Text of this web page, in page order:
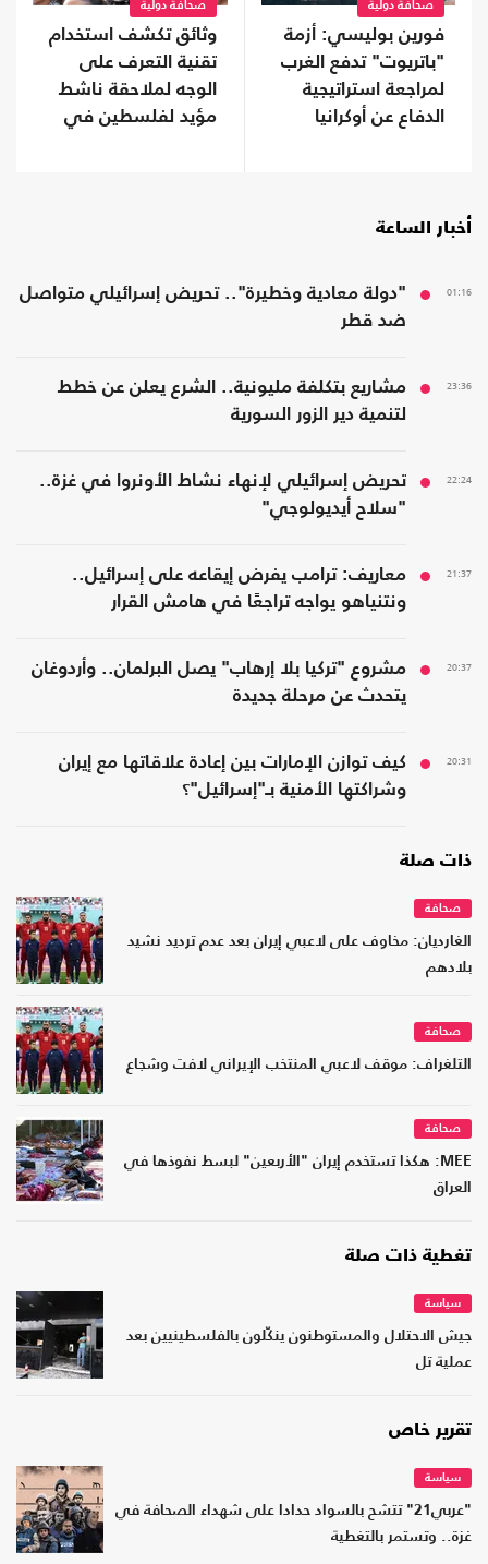
صحافة دولية
فورين بوليسي: أزمة
"باتريوت" تدفع الغرب
لمراجعة استراتيجية
الدفاع عن أوكرانيا
صحافة دولية
وثائق تكشف استخدام
تقنية التعرف على
الوجه لملاحقة ناشط
مؤيد لفلسطين في
أخبار الساعة
01:16
"دولة معادية وخطيرة".. تحريض إسرائيلي متواصل
ضد قطر
23:36
مشاريع بتكلفة مليونية.. الشرع يعلن عن خطط
لتنمية دير الزور السورية
22:24
تحريض إسرائيلي لإنهاء نشاط الأونروا في غزة..
"سلاح أيديولوجي"
21:37
معاريف: ترامب يفرض إيقاعه على إسرائيل..
ونتنياهو يواجه تراجعًا في هامش القرار
20:37
مشروع "تركيا بلا إرهاب" يصل البرلمان.. وأردوغان
يتحدث عن مرحلة جديدة
20:31
كيف توازن الإمارات بين إعادة علاقاتها مع إيران
وشراكتها الأمنية بـ"إسرائيل"؟
ذات صلة
صحافة
الغارديان: مخاوف على لاعبي إيران بعد عدم ترديد نشيد
بلادهم
صحافة
التلغراف: موقف لاعبي المنتخب الإيراني لافت وشجاع
صحافة
MEE: هكذا تستخدم إيران "الأربعين" لبسط نفوذها في
العراق
تغطية ذات صلة
سياسة
جيش الاحتلال والمستوطنون ينكّلون بالفلسطينيين بعد
عملية تل
تقرير خاص
سياسة
"عربي21" تتشح بالسواد حدادا على شهداء الصحافة في
غزة.. وتستمر بالتغطية